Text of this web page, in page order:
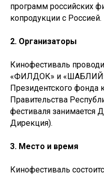
программ российских
копродукции с Россией.
2. Организаторы
Кинофестиваль
«ФИЛДОК» и
Президентского фонда
Правительства
фестиваля занимается
Дирекция).
3. Место и время
Кинофестиваль